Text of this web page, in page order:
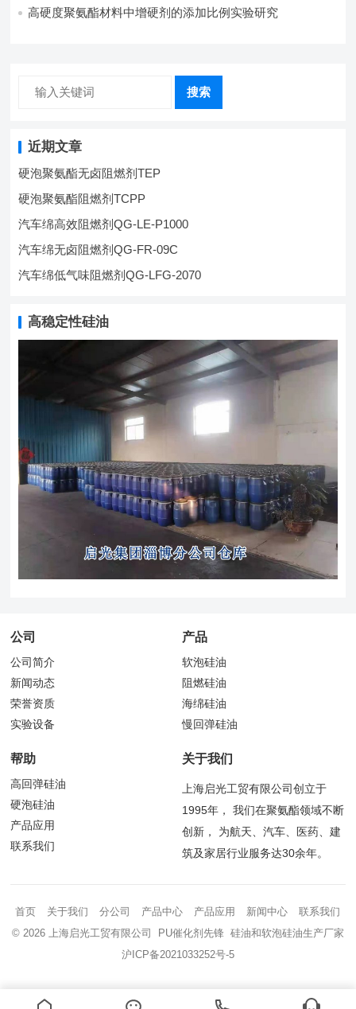
高硬度聚氨酯材料中增硬剂的添加比例实验研究
搜索
近期文章
硬泡聚氨酯无卤阻燃剂TEP
硬泡聚氨酯阻燃剂TCPP
汽车绵高效阻燃剂QG-LE-P1000
汽车绵无卤阻燃剂QG-FR-09C
汽车绵低气味阻燃剂QG-LFG-2070
高稳定性硅油
公司
公司简介
新闻动态
荣誉资质
实验设备
产品
软泡硅油
阻燃硅油
海绵硅油
慢回弹硅油
帮助
高回弹硅油
硬泡硅油
产品应用
联系我们
关于我们
上海启光工贸有限公司创立于
1995年， 我们在聚氨酯领域不断
创新， 为航天、汽车、医药、建
筑及家居行业服务达30余年。
首页 关于我们 分公司 产品中心 产品应用 新闻中心
联系我们
© 2026 上海启光工贸有限公司 PU催化剂先锋 硅油和软泡硅油生产厂家
沪ICP备2021033252号-5